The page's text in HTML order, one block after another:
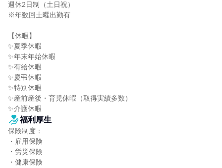
週休2日制（土日祝）
※年数回土曜出勤有
【休暇】
✨夏季休暇
✨年末年始休暇
✨有給休暇
✨慶弔休暇
✨特別休暇
✨産前産後・育児休暇（取得実績多数）
✨介護休暇
福利厚生
保険制度：
・雇用保険
・労災保険
・健康保険